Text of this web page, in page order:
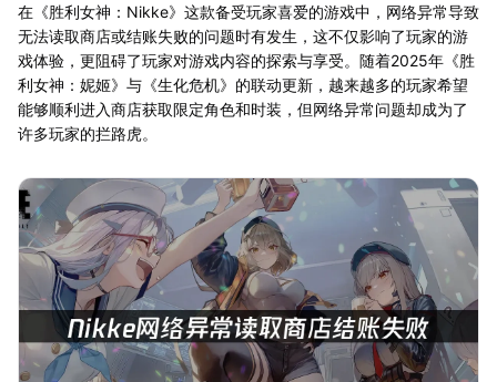
在《胜利女神：Nikke》这款备受玩家喜爱的游戏中，网络异常导致
无法读取商店或结账失败的问题时有发生，这不仅影响了玩家的游
戏体验，更阻碍了玩家对游戏内容的探索与享受。随着2025年《胜
利女神：妮姬》与《生化危机》的联动更新，越来越多的玩家希望
能够顺利进入商店获取限定角色和时装，但网络异常问题却成为了
许多玩家的拦路虎。